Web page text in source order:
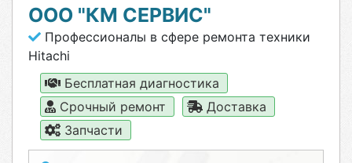
ООО "КМ СЕРВИС"
Профессионалы в сфере ремонта техники
Hitachi
Бесплатная диагностика
Срочный ремонт
Доставка
Запчасти